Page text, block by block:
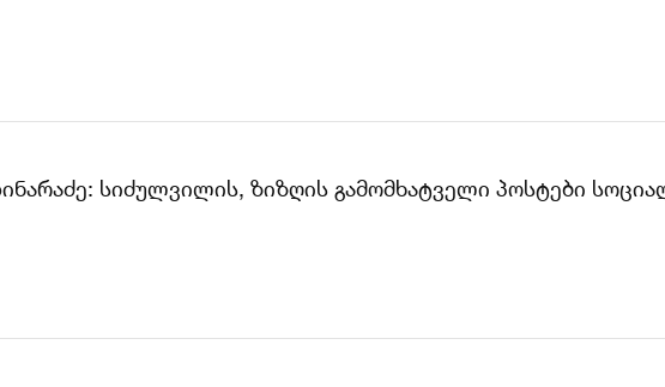
სიძულვილის, ზიზღის გამომხატველი პოსტები